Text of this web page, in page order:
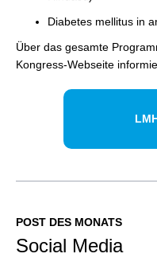
Diabetes mellitus in
Über das gesamte
Kongress-Webseite
POST DES MONATS
Social Media